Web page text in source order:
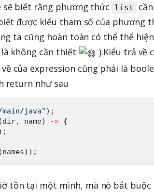
sẽ biết rằng phương thức
list
được kiểu tham số của phương
ta cũng hoàn toàn có thể thể hiện
không cần thiết
).Kiểu trả về
của expression cũng phải là
return như sau
java" ) ;
(dir, name) -> {
;
(names) ) ;
tồn tại một mình, mà nó bắt buộc